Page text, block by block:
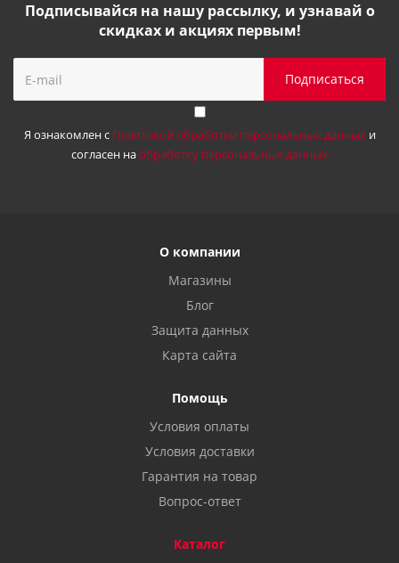
Подписывайся на нашу рассылку, и узнавай о
скидках и акциях первым!
Я ознакомлен с Политикой обработки персональных данныхи
согласен наобработку персональных данных
О компании
Магазины
Блог
Защита данных
Карта сайта
Помощь
Условия оплаты
Условия доставки
Гарантия на товар
Вопрос-ответ
Каталог